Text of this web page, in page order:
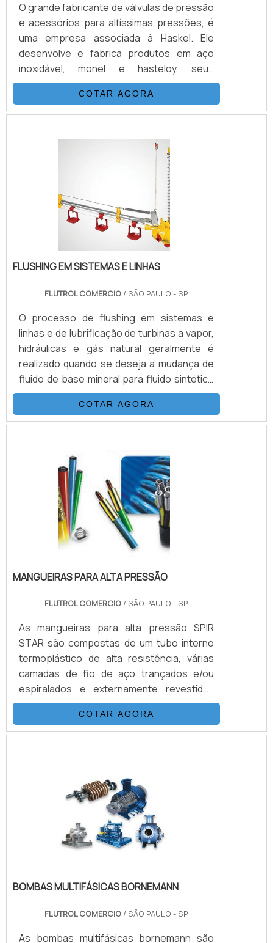
O grande fabricante de válvulas de pressão
e acessórios para altíssimas pressões, é
uma empresa associada à Haskel. Ele
desenvolve e fabrica produtos em aço
inoxidável, monel e hasteloy, seus
principais ítens são válvulas, esfera, agulha,
retenção, tubos conexões e niple.
Normalmente, as válvulas hidráulicas são
mais básica. Sendo assim, elas podem ser
válvulas de segurança, de descarga, de
frenagem, redutora de pressão, de
sequência, entre outras.VANTAGENS BÁ.
COTAR AGORA
FLUSHING EM SISTEMAS E LINHAS
FLUTROL COMERCIO / SÃO PAULO - SP
O processo de flushing em sistemas e
linhas e de lubrificação de turbinas a vapor,
hidráulicas e gás natural geralmente é
realizado quando se deseja a mudança de
fluido de base mineral para fluido sintético
ou entre fluidos minerais ou sintéticos de
diferentes fornecedores. Mão de obra
especializada de acordo com a norma NAS-
Equipamentos para venda ou locação Entre
outros.DETALHES BÁSICOS SOBRE O
PRODUTOO serviço é importante para
diversos setores, como por.
COTAR AGORA
MANGUEIRAS PARA ALTA PRESSÃO
FLUTROL COMERCIO / SÃO PAULO - SP
As mangueiras para alta pressão SPIR
STAR são compostas de um tubo interno
termoplástico de alta resistência, várias
camadas de fio de aço trançados e/ou
espiralados e externamente revestidas
com uma capa de poliamida (nylon) ou
poliuretano. Esta combinação, adicionada a
um processo único de trançagem
propriedades: Desenvolvida para alta e
altíssimas pressões (3.200 Bar) Excelentes
características de vazão Baixa expansão
COTAR AGORA
BOMBAS MULTIFÁSICAS BORNEMANN
FLUTROL COMERCIO / SÃO PAULO - SP
As bombas multifásicas bornemann são